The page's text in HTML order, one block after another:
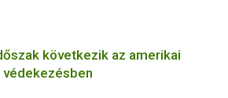
következik az amerikai